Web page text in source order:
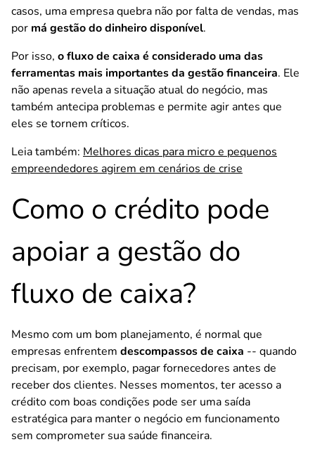
casos, uma empresa quebra não por falta de vendas, mas
por má gestão do dinheiro disponível.
Por isso, o fluxo de caixa é considerado uma das
ferramentas mais importantes da gestão financeira. Ele
não apenas revela a situação atual do negócio, mas
também antecipa problemas e permite agir antes que
eles se tornem críticos.
Leia também: Melhores dicas para micro e pequenos
empreendedores agirem em cenários de crise
Como o crédito pode
apoiar a gestão do
fluxo de caixa?
Mesmo com um bom planejamento, é normal que
empresas enfrentem descompassos de caixa -- quando
precisam, por exemplo, pagar fornecedores antes de
receber dos clientes. Nesses momentos, ter acesso a
crédito com boas condições pode ser uma saída
estratégica para manter o negócio em funcionamento
sem comprometer sua saúde financeira.